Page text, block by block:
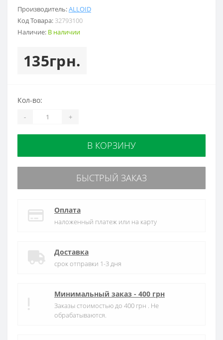
Производитель:ALLOID
Код Товара: 32793100
Наличие: В наличии
135грн.
Кол-во:
- +
В КОРЗИНУ
БЫСТРЫЙ ЗАКАЗ
Оплата
наложенный платеж или на карту
Доставка
срок отправки 1-3 дня
Минимальный заказ - 400 грн
Заказы стоимостью до 400 грн . Не
обрабатываются.